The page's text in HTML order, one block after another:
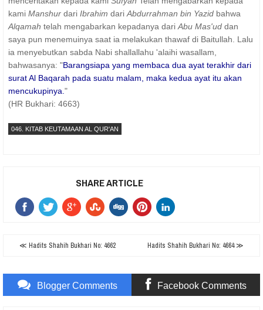
kami Manshur dari Ibrahim dari Abdurrahman bin Yazid bahwa
Alqamah telah mengabarkan kepadanya dari Abu Mas'ud dan
saya pun menemuinya saat ia melakukan thawaf di Baitullah. Lalu
ia menyebutkan sabda Nabi shallallahu 'alaihi wasallam,
bahwasanya: "Barangsiapa yang membaca dua ayat terakhir dari
surat Al Baqarah pada suatu malam, maka kedua ayat itu akan
mencukupinya. "
(HR Bukhari: 4663)
046. KITAB KEUTAMAAN AL QUR'AN
SHARE ARTICLE
≪ Hadits Shahih Bukhari No: 4662 Hadits Shahih Bukhari No: 4664 ≫
Blogger Comments Facebook Comments